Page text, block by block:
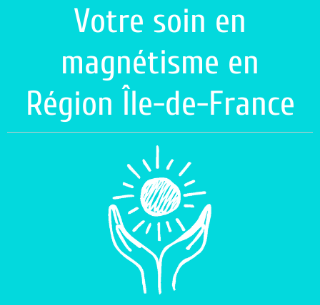
Votre soin en
magnétisme en
Région Île-de-France